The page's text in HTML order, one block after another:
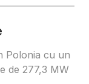
Polonia cu un
de 277,3 MW